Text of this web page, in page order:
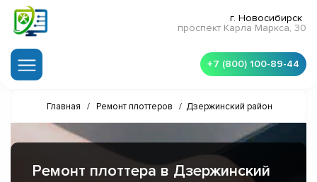
г. Новосибирск
проспект Карла Маркса, 30
+7 (800) 100-89-44
Главная / Ремонт плоттеров / Дзержинский район
Ремонт плоттера в Дзержинский